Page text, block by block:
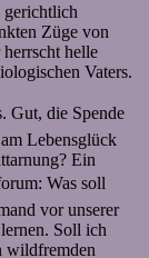
gerichtlich
Züge von
helle
Vaters.
die Spende
Lebensglück
Ein
Was soll
vor unserer
Soll ich
wildfremden